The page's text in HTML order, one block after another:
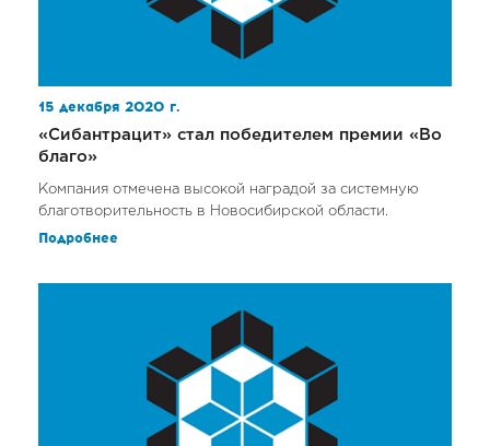
15 декабря 2020 г.
«Сибантрацит» стал победителем премии «Во
благо»
Компания отмечена высокой наградой за системную
благотворительность в Новосибирской области.
Подробнее